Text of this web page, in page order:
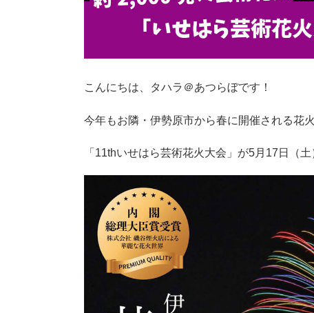
こんにちは、タハラ＠あつらぼです！
今年もお隣・伊勢原市から春に開催される花
「11thいせはら芸術花火大会」が5月17日（土